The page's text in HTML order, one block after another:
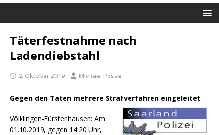
Täterfestnahme nach
Ladendiebstahl
2. Oktober 2019 Michael Posse
Gegen den Taten mehrere Strafverfahren eingeleitet
Völklingen-Fürstenhausen: Am
01.10.2019, gegen 14:20 Uhr,